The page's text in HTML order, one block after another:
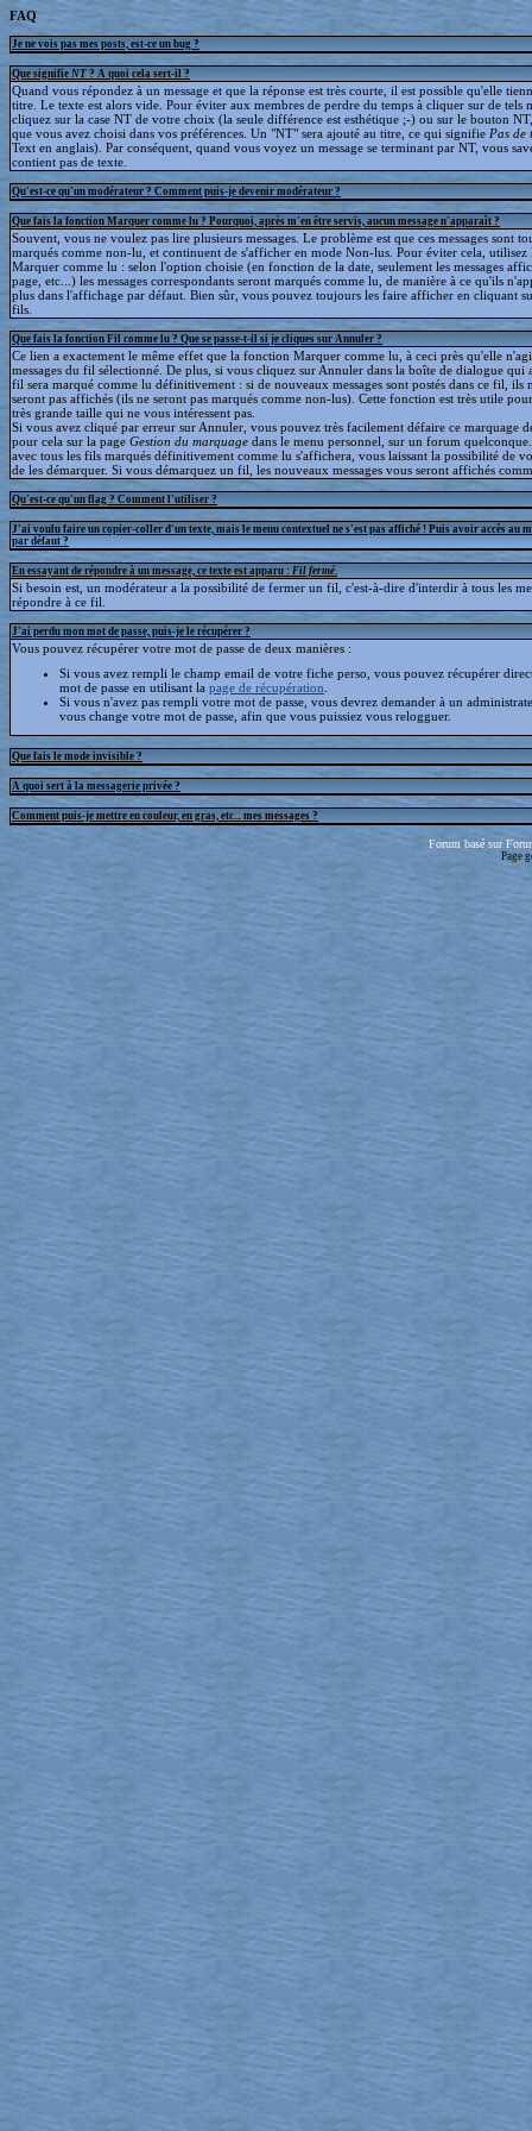
FAQ
Je ne vois pas mes posts, est-ce un bug ?
Que signifie NT ? A quoi cela sert-il ?
Quand vous répondez à un message et que la réponse est très courte, il est possible qu'elle
titre. Le texte est alors vide. Pour éviter aux membres de perdre du temps à cliquer sur de tels
cliquez sur la case NT de votre choix (la seule différence est esthétique ;-) ou sur le bouton
que vous avez choisi dans vos préférences. Un "NT" sera ajouté au titre, ce qui signifie Pas de
Text en anglais). Par conséquent, quand vous voyez un message se terminant par NT, vous
contient pas de texte.
Qu'est-ce qu'un modérateur ? Comment puis-je devenir modérateur ?
Que fais la fonction Marquer comme lu ? Pourquoi, après m'en être servis, aucun message n'apparaît ?
Souvent, vous ne voulez pas lire plusieurs messages. Le problème est que ces messages sont
marqués comme non-lu, et continuent de s'afficher en mode Non-lus. Pour éviter cela,
Marquer comme lu : selon l'option choisie (en fonction de la date, seulement les messages
page, etc...) les messages correspondants seront marqués comme lu, de manière à ce qu'ils
plus dans l'affichage par défaut. Bien sûr, vous pouvez toujours les faire afficher en cliquant
fils.
Que fais la fonction Fil comme lu ? Que se passe-t-il si je cliques sur Annuler ?
Ce lien a exactement le même effet que la fonction Marquer comme lu, à ceci près qu'elle
messages du fil sélectionné. De plus, si vous cliquez sur Annuler dans la boîte de dialogue qui
fil sera marqué comme lu définitivement : si de nouveaux messages sont postés dans ce fil, ils
seront pas affichés (ils ne seront pas marqués comme non-lus). Cette fonction est très utile
très grande taille qui ne vous intéressent pas.
Si vous avez cliqué par erreur sur Annuler, vous pouvez très facilement défaire ce marquage
pour cela sur la page Gestion du marquage dans le menu personnel, sur un forum
avec tous les fils marqués définitivement comme lu s'affichera, vous laissant la possibilité de
de les démarquer. Si vous démarquez un fil, les nouveaux messages vous seront affichés
Qu'est-ce qu'un flag ? Comment l'utiliser ?
J'ai voulu faire un copier-coller d'un texte, mais le menu contextuel ne s'est pas affiché ! Puis avoir accès au
par défaut ?
En essayant de répondre à un message, ce texte est apparu : Fil fermé
Si besoin est, un modérateur a la possibilité de fermer un fil, c'est-à-dire d'interdir à tous les
répondre à ce fil.
J'ai perdu mon mot de passe, puis-je le récupérer ?
Vous pouvez récupérer votre mot de passe de deux manières :
Si vous avez rempli le champ email de votre fiche perso, vous pouvez récupérer
mot de passe en utilisant la page de récupération
Si vous n'avez pas rempli votre mot de passe, vous devrez demander à un
vous change votre mot de passe, afin que vous puissiez vous relogguer.
Que fais le mode invisible ?
A quoi sert à la messagerie privée ?
Comment puis-je mettre en couleur, en gras, etc... mes messages ?
Forum basé sur
Page